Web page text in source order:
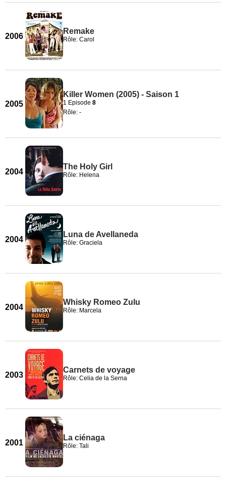
2006
Remake
Rôle: Carol
2005
Killer Women (2005) - Saison 1
1 Episode 8
Rôle: -
2004
The Holy Girl
Rôle: Helena
2004
Luna de Avellaneda
Rôle: Graciela
2004
Whisky Romeo Zulu
Rôle: Marcela
2003
Carnets de voyage
Rôle: Celia de la Serna
2001
La ciénaga
Rôle: Tali